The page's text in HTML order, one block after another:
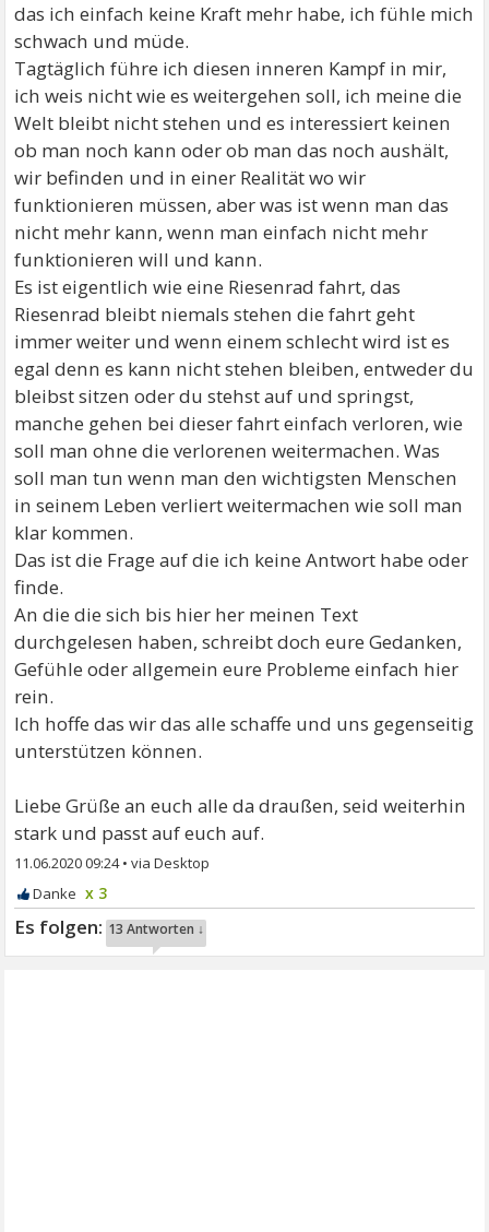
das ich einfach keine Kraft mehr habe, ich fühle mich
schwach und müde.
Tagtäglich führe ich diesen inneren Kampf in mir,
ich weis nicht wie es weitergehen soll, ich meine die
Welt bleibt nicht stehen und es interessiert keinen
ob man noch kann oder ob man das noch aushält,
wir befinden und in einer Realität wo wir
funktionieren müssen, aber was ist wenn man das
nicht mehr kann, wenn man einfach nicht mehr
funktionieren will und kann.
Es ist eigentlich wie eine Riesenrad fahrt, das
Riesenrad bleibt niemals stehen die fahrt geht
immer weiter und wenn einem schlecht wird ist es
egal denn es kann nicht stehen bleiben, entweder du
bleibst sitzen oder du stehst auf und springst,
manche gehen bei dieser fahrt einfach verloren, wie
soll man ohne die verlorenen weitermachen. Was
soll man tun wenn man den wichtigsten Menschen
in seinem Leben verliert weitermachen wie soll man
klar kommen.
Das ist die Frage auf die ich keine Antwort habe oder
finde.
An die die sich bis hier her meinen Text
durchgelesen haben, schreibt doch eure Gedanken,
Gefühle oder allgemein eure Probleme einfach hier
rein.
Ich hoffe das wir das alle schaffe und uns gegenseitig
unterstützen können.
Liebe Grüße an euch alle da draußen, seid weiterhin
stark und passt auf euch auf.
11.06.2020 09:24•
x 3
13 Antworten ↓